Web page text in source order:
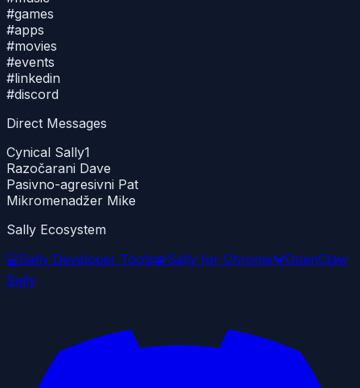
#games
#apps
#movies
#events
#linkedin
#discord
Direct Messages
Cynical Sally1
Razočarani Dave
Pasivno-agresivni Pat
Mikromenadžer Mike
Sally Ecosystem
💻Sally Developer Tools🧩Sally for Chrome🦀OpenClaw
Sally